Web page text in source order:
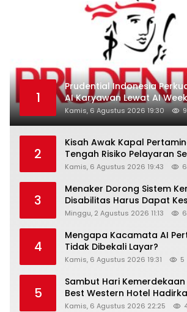
1
Prudential Indonesia
AI Karyawan Lewat AI Week
Kamis, 6 Agustus 2026 19:30 9
2
Kisah Awak Kapal
Tengah Risiko Pelayaran
Kamis, 6 Agustus 2026 19:43 6
3
Menaker Dorong Sistem
Disabilitas Harus Dapat
Setara
Minggu, 2 Agustus 2026 11:13 6
4
Mengapa Kacamata AI
Tidak Dibekali Layar?
Kamis, 6 Agustus 2026 19:31 5
5
Sambut Hari
Best Western Hotel
Stay Diskon Hingga 45%
Kamis, 6 Agustus 2026 22:25